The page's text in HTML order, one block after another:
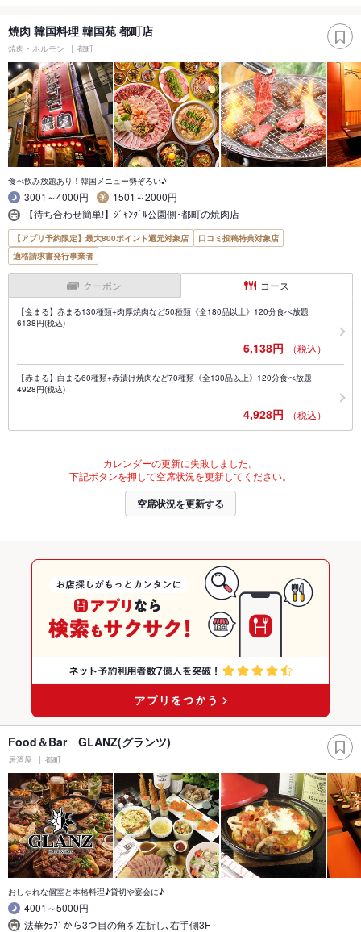
焼肉 韓国料理 韓国苑 都町店
焼肉・ホルモン 都町
食べ飲み放題あり！韓国メニュー勢ぞろい♪
3001～4000円
1501～2000円
【待ち合わせ簡単!】ｼﾞｬﾝｸﾞﾙ公園側･都町の焼肉店
【アプリ予約限定】最大800ポイント還元対象店
口コミ投稿特典対象店
適格請求書発行事業者
クーポン コース
【金まる】赤まる130種類+肉厚焼肉など50種類《全180品以上》120分食べ放題
6138円(税込)
6,138円 （税込）
【赤まる】白まる60種類+赤漬け焼肉など70種類《全130品以上》120分食べ放題
4928円(税込)
4,928円 （税込）
カレンダーの更新に失敗しました。
下記ボタンを押して空席状況を更新してください。
空席状況を更新する
Food＆Bar GLANZ(グランツ)
居酒屋 都町
おしゃれな個室と本格料理♪貸切や宴会に♪
4001～5000円
法華ｸﾗﾌﾞから3つ目の角を左折し､右手側3F